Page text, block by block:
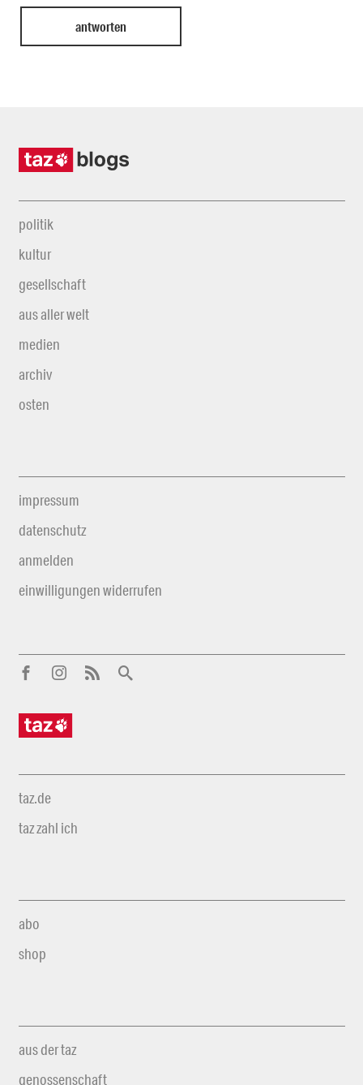
politik
kultur
gesellschaft
aus aller welt
medien
archiv
osten
impressum
datenschutz
anmelden
einwilligungen widerrufen
taz.de
taz zahl ich
abo
shop
aus der taz
genossenschaft